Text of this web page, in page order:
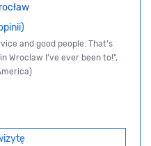
and good people. That’s
Wroclaw I’ve ever been to!",